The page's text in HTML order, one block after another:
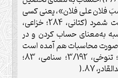
فلان على فلان»، یعنی کسی
کار کسی را انکارکرد و زشت شمرد (کتانی، 284؛ خزاعی،
161). حسبه به‌معنای حساب کردن و در
صورت محاسبات هم آمده است
(ابن طقطقى، 244-245؛ تنوخی، 3/192؛ سنامی، 83؛
87
).